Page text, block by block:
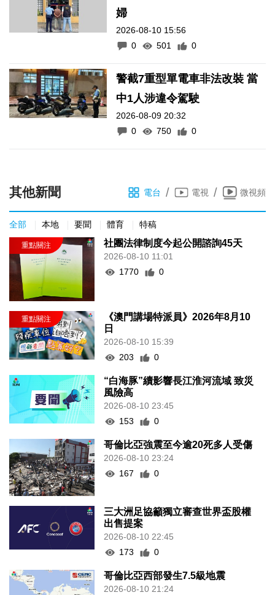
婦
2026-08-10 15:56
0
501 0
警截7重型單電車非法改裝 當
中1人涉違令駕駛
2026-08-09 20:32
0
750 0
其他新聞 電台 / 電視 / 微視頻
全部 本地 要聞 體育 特稿
社團法律制度今起公開諮詢45天
2026-08-10 11:01
1770
0
《澳門講場特派員》2026年8月10
日
2026-08-10 15:39
203
0
“白海豚”續影響長江淮河流域 致災
風險高
2026-08-10 23:45
153
0
哥倫比亞強震至今逾20死多人受傷
2026-08-10 23:24
167
0
三大洲足協籲獨立審查世界盃股權
出售提案
2026-08-10 22:45
173
0
哥倫比亞西部發生7.5級地震
2026-08-10 21:24